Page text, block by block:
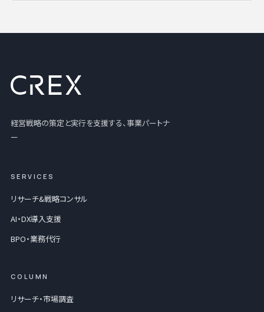
経営戦略の策定と実行を支援する、事業パートナ
ー
SERVICES
リサーチ&戦略コンサル
AI・DX導入支援
BPO・業務代行
COLUMN
リサーチ・市場調査